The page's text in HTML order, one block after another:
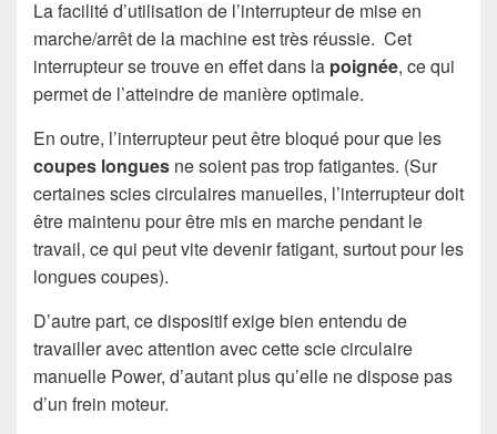
La facilité d’utilisation de l’interrupteur de mise en
marche/arrêt de la machine est très réussie. Cet
interrupteur se trouve en effet dans la poignée, ce qui
permet de l’atteindre de manière optimale.
En outre, l’interrupteur peut être bloqué pour que les
coupes longues ne soient pas trop fatigantes. (Sur
certaines scies circulaires manuelles, l’interrupteur doit
être maintenu pour être mis en marche pendant le
travail, ce qui peut vite devenir fatigant, surtout pour les
longues coupes).
D’autre part, ce dispositif exige bien entendu de
travailler avec attention avec cette scie circulaire
manuelle Power, d’autant plus qu’elle ne dispose pas
d’un frein moteur.